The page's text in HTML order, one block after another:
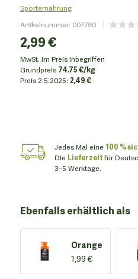
Sporternährung
Artikelnummer: 007790
2,99 €
MwSt. im Preis inbegriffen
Grundpreis 74.75 €/kg
Preis 2.5.2025: 2,49 €
Jedes Mal eine 100 %
Die Lieferzeitfür
3–5 Werktage.
Ebenfalls erhältlich als
Orange
1,99 €